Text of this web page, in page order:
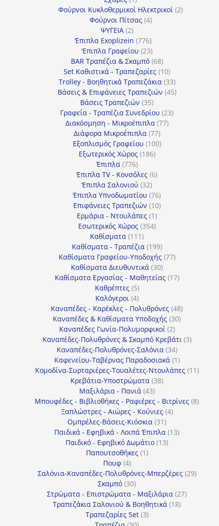
προϊόν
Φούρνοι Κυκλοθερμικοί Ηλεκτρικοί 22
Φούρνοι Πίτσας 44
ΨΥΓΕΙΑ 22
προϊόντα
Έπιπλα Exoplizein 776776
προϊόντα
'Επιπλα Γραφείου 2323
προϊόντα
BAR Τραπέζια & Σκαμπό 6868
προϊόντα
Set Καθιστικά - Τραπεζαρίες 1010
προϊόντα
Trolley - Βοηθητικά Τραπεζάκια 3333
προϊόντα
Βάσεις & Επιφάνειες Τραπεζιών 4545
Βάσεις Τραπεζιών 3535
προϊόντα
Γραφεία - Τραπέζια Συνεδρίου 2323
Διακόσμηση - Μικροέπιπλα 7777
Διάφορα Μικροέπιπλα 7777
προϊόντα
Εξοπλισμός Γραφείου 100100
Εξωτερικός Χώρος 186186
Έπιπλα 776776
προϊόντα
Έπιπλα TV - Κονσόλες 66
Έπιπλα Σαλονιού 3232
προϊόντα
Έπιπλα Υπνοδωματίου 7676
προϊόντα
Επιφάνειες Τραπεζιών 1010
Ερμάρια - Ντουλάπες 11
προϊόν
Εσωτερικός Χώρος 354354
Καθίσματα 111111
προϊόντα
Καθίσματα - Τραπέζια 199199
προϊόντα
Καθίσματα Γραφείου-Υποδοχής 7777
Καθίσματα Διευθυντικά 3030
προϊόντα
Καθίσματα Εργασίας - Μαθητείας 1717
Καθρέπτες 55
προϊόντα
Καλόγεροι 44
προϊόντα
Καναπέδες - Καρέκλες - Πολυθρόνες 4848
προϊόντα
Καναπέδες & Καθίσματα Υποδοχής 3030
Καναπέδες Γωνία-Πολυμορφικοί 22
προϊόντα
Καναπέδες-Πολυθρόνες & Σκαμπό Κρεβάτι 33
Καναπέδες-Πολυθρόνες-Σαλόνια 3434
προϊόντα
Καφενείου-Ταβέρνας Παραδοσιακά 11
προϊόν
Κομοδίνα-Συρταριέρες-Τουαλέτες-Ντουλάπες 1111
Κρεβάτια-Υποστρώματα 3838
Μαξιλάρια - Πανιά 4343
προϊόντα
Μπουφέδες - Βιβλιοθήκες - Ραφιέρες - Βιτρίνες 88
Ξαπλώστρες - Αιώρες - Κούνιες 44
Ομπρέλες-Βάσεις-Κιόσκια 3131
προϊόντα
Παιδικά - Εφηβικά - Λοιπά Έπιπλα 1313
Παιδικό - Εφηβικό Δωμάτιο 1313
Παπουτσοθήκες 11
Πουφ 44
προϊόντα
Σαλόνια-Καναπέδες-Πολυθρόνες-Μπερζέρες 2929
Σκαμπό 3030
προϊόντα
Στρώματα - Επιστρώματα - Μαξιλάρια 2727
Τραπεζάκια Σαλονιού & Βοηθητικά 1818
Τραπεζαρίες Set 33
30